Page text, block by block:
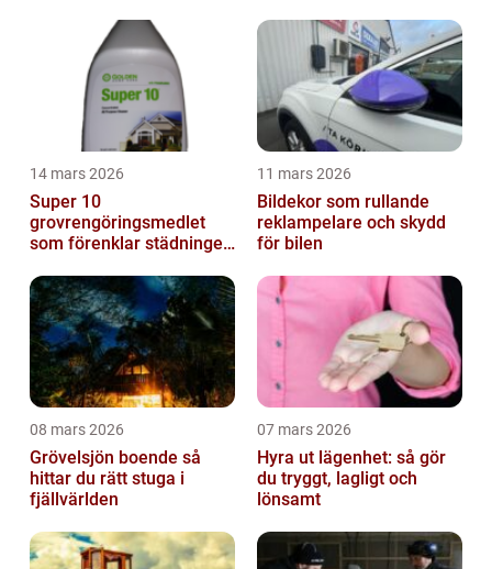
14 mars 2026
Super 10
grovrengöringsmedlet
som förenklar städningen
11 mars 2026
Bildekor som rullande
reklampelare och skydd
för bilen
08 mars 2026
Grövelsjön boende så
hittar du rätt stuga i
fjällvärlden
07 mars 2026
Hyra ut lägenhet: så gör
du tryggt, lagligt och
lönsamt